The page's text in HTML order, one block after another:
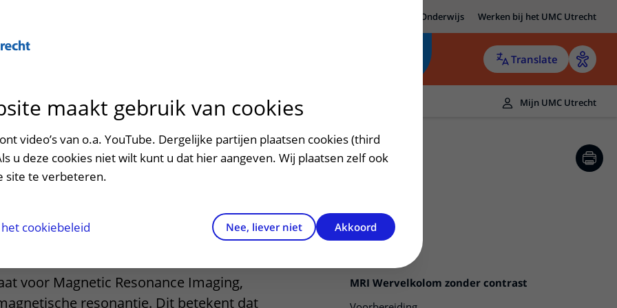
Onderwijs Werken bij het UMC Utrecht
Translate
patiëntportaal
het ziekenhuis
en voorzieningen
en veiligheid
Contact en route
Contactgegevens
Contact met polikliniek
Verwijzers
Teleconsult aanvragen
Zorgverlenersportaal
Mijn UMC Utrecht
zonder
MRI Wervelkolom zonder contrast
voor Magnetic Resonance Imaging,
resonantie. Dit betekent dat
maakt gebruik van cookies
video’s van o.a. YouTube. Dergelijke partijen plaatsen cookies (third
u deze cookies niet wilt kunt u dat hier aangeven. Wij plaatsen zelf ook
site te verbeteren.
cookiebeleid Nee, liever niet Akkoord